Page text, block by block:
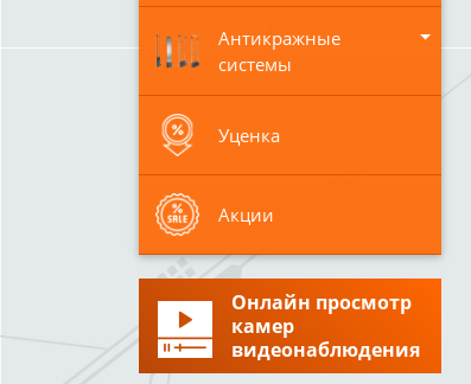
Антикражные
системы
Уценка
Акции
Онлайн просмотр
камер
видеонаблюдения